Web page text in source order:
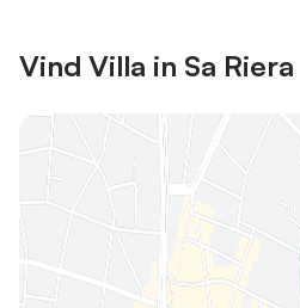
Vind Villa in Sa Riera